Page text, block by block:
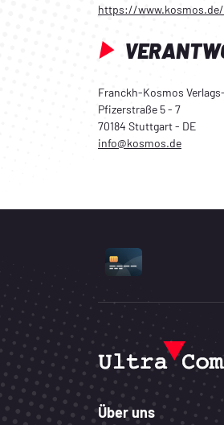
https://www.kosmos.de/
Franckh-Kosmos
Pfizerstraße 5 - 7
70184 Stuttgart - DE
info@kosmos.de
Über uns